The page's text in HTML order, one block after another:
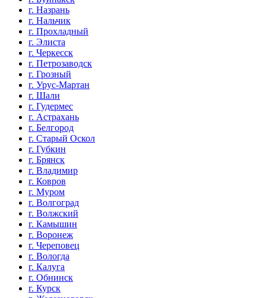
г. Назрань
г. Нальчик
г. Прохладный
г. Элиста
г. Черкесск
г. Петрозаводск
г. Грозный
г. Урус-Мартан
г. Шали
г. Гудермес
г. Астрахань
г. Белгород
г. Старый Оскол
г. Губкин
г. Брянск
г. Владимир
г. Ковров
г. Муром
г. Волгоград
г. Волжский
г. Камышин
г. Воронеж
г. Череповец
г. Вологда
г. Калуга
г. Обнинск
г. Курск